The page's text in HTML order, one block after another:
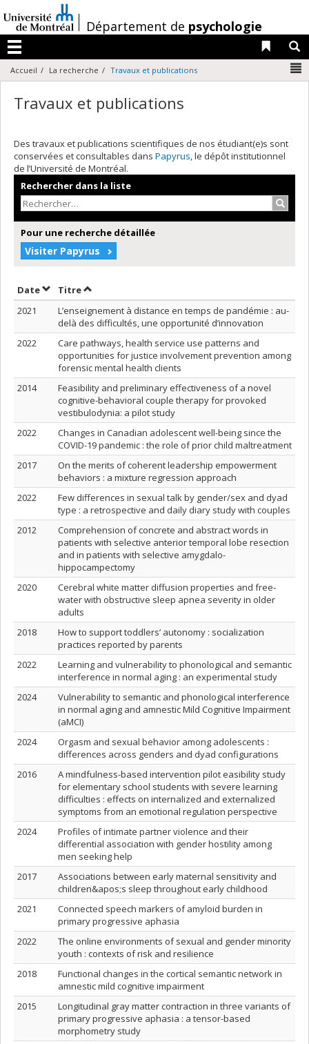
au
contenu
/Département de psychologie
Menu
Liens
Accueil La recherche Travaux et publications
Travaux et publications
Des travaux et publications scientifiques de nos étudiant(e)s sont
conservées et consultables dans Papyrus, le dépôt institutionnel
de l’Université de Montréal.
Rechercher dans la liste
Pour une recherche détaillée
Visiter Papyrus
DateTrier par date en ordre croissant
TitreTrier par titre en ordre croissant
2021
L’enseignement à distance en temps de pandémie : au-
delà des difficultés, une opportunité d’innovation
2022
Care pathways, health service use patterns and
opportunities for justice involvement prevention among
forensic mental health clients
2014
Feasibility and preliminary effectiveness of a novel
cognitive-behavioral couple therapy for provoked
vestibulodynia: a pilot study
2022
Changes in Canadian adolescent well-being since the
COVID-19 pandemic : the role of prior child maltreatment
2017
On the merits of coherent leadership empowerment
behaviors : a mixture regression approach
2022
Few differences in sexual talk by gender/sex and dyad
type : a retrospective and daily diary study with couples
2012
Comprehension of concrete and abstract words in
patients with selective anterior temporal lobe resection
and in patients with selective amygdalo-
hippocampectomy
2020
Cerebral white matter diffusion properties and free‐
water with obstructive sleep apnea severity in older
adults
2018
How to support toddlers’ autonomy : socialization
practices reported by parents
2022
Learning and vulnerability to phonological and semantic
interference in normal aging : an experimental study
2024
Vulnerability to semantic and phonological interference
in normal aging and amnestic Mild Cognitive Impairment
(aMCI)
2024
Orgasm and sexual behavior among adolescents :
differences across genders and dyad configurations
2016
A mindfulness-based intervention pilot easibility study
for elementary school students with severe learning
difficulties : effects on internalized and externalized
symptoms from an emotional regulation perspective
2024
Profiles of intimate partner violence and their
differential association with gender hostility among
men seeking help
2017
Associations between early maternal sensitivity and
children&apos;s sleep throughout early childhood
2021
Connected speech markers of amyloid burden in
primary progressive aphasia
2022
The online environments of sexual and gender minority
youth : contexts of risk and resilience
2018
Functional changes in the cortical semantic network in
amnestic mild cognitive impairment
2015
Longitudinal gray matter contraction in three variants of
primary progressive aphasia : a tensor-based
morphometry study